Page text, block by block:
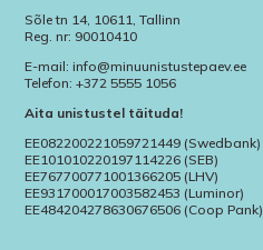
Sõle tn 14, 10611, Tallinn
Reg. nr: 90010410
E-mail: info@minuunistustepaev.ee
Telefon: +372 5555 1056
Aita unistustel täituda!
EE082200221059721449 (Swedbank)
EE101010220197114226 (SEB)
EE767700771001366205 (LHV)
EE931700017003582453 (Luminor)
EE484204278630676506 (Coop Pank)